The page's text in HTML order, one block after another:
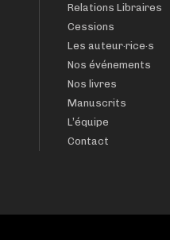
Relations Libraires
Cessions
Les auteur·rice·s
Nos événements
Nos livres
Manuscrits
L’équipe
Contact